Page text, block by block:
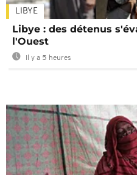
LIBYE
Libye : des détenus
l'Ouest
Il y a 5 heures